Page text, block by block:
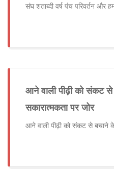
संघ शताब्दी वर्ष पंच परिवर्तन और
आने वाली पीढ़ी को संकट
सकारात्मकता पर जोर
आने वाली पीढ़ी को संकट से बचाने